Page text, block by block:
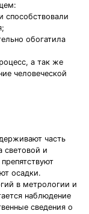
способствовали
обогатила
а так же
человеческой
часть
световой и
осадки.
в метрологии и
наблюдение
сведения о